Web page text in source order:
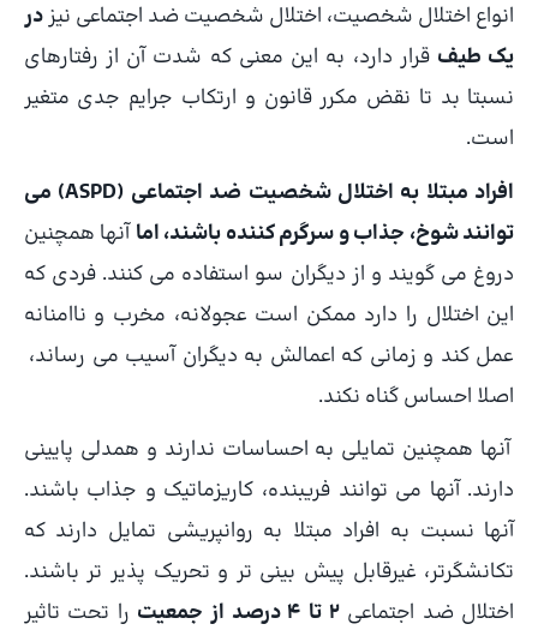
انواع اختلال شخصیت، اختلال شخصیت ضد اجتماعی نیزدر
یک طیف قرار دارد، به این معنی که شدت آن از رفتارهای
نسبتا بد تا نقض مکرر قانون و ارتکاب جرایم جدی متغیر
است.
افراد مبتلا به اختلال شخصیت ضد اجتماعی (ASPD) می
توانند شوخ، جذاب و سرگرم کننده باشند، اماآنها همچنین
دروغ می گویند و از دیگران سو استفاده می کنند. فردی که
این اختلال را دارد ممکن است عجولانه، مخرب و ناامنانه
عمل کند و زمانی که اعمالش به دیگران آسیب می رساند،
اصلا احساس گناه نکند.
آنها همچنین تمایلی به احساسات ندارند و همدلی پایینی
دارند. آنها می توانند فریبنده، کاریزماتیک و جذاب باشند.
آنها نسبت به افراد مبتلا به روانپریشی تمایل دارند که
تکانشگرتر، غیرقابل پیش بینی تر و تحریک پذیر تر باشند.
اختلال ضد اجتماعی2 تا 4 درصد از جمعیت
را تحت تاثیر